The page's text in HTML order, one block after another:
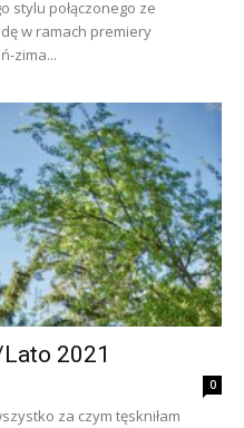
stylu połączonego ze
w ramach premiery
zima...
2021
0
za czym tęskniłam